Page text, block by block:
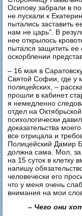
Осипову забрали в
не пускали к
пытались заставить
нам не царь". В
нее открылось
пытался защитить ее
оскорблении
– 16 мая в
Святой Софии, где у
полицейских, –
прошли в кабинет
я немедленно
отдел на
психологически
доказательства
все отрицала и
Полицейский Дамир
должна сама. Мол,
на 15 суток в клетку
напишу
человечески его
что у меня очень
внимания на мои
– Чего они